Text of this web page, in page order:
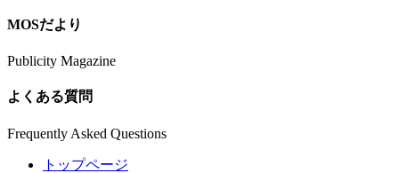
MOSだより
Publicity Magazine
よくある質問
Frequently Asked Questions
トップページ